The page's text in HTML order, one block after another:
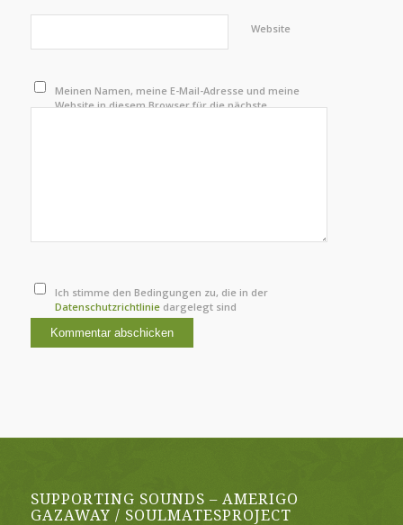
Website
Meinen Namen, meine E-Mail-Adresse und meine
Website in diesem Browser für die nächste
Ich stimme den Bedingungen zu, die in der
Datenschutzrichtlinie dargelegt sind
SUPPORTING SOUNDS – AMERIGO
GAZAWAY / SOULMATESPROJECT